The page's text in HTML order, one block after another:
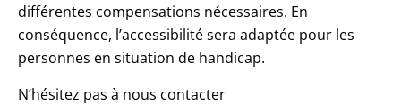
différentes compensations nécessaires. En
conséquence, l’accessibilité sera adaptée pour les
personnes en situation de handicap.
N’hésitez pas à nous contacter